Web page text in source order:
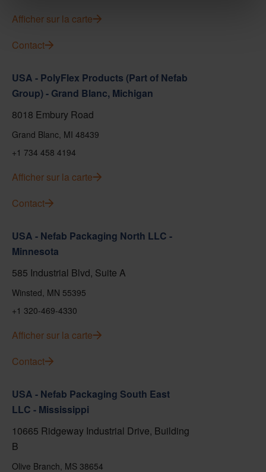
Afficher sur la carte
Contact
USA - PolyFlex Products (Part of Nefab
Group) - Grand Blanc, Michigan
8018 Embury Road
Grand Blanc, MI 48439
+1 734 458 4194
Afficher sur la carte
Contact
USA - Nefab Packaging North LLC -
Minnesota
585 Industrial Blvd, Suite A
Winsted, MN 55395
+1 320-469-4330
Afficher sur la carte
Contact
USA - Nefab Packaging South East
LLC - Mississippi
10665 Ridgeway Industrial Drive, Building
B
Olive Branch, MS 38654